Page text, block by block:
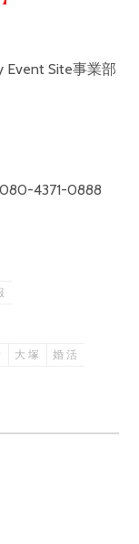
Site事業部
4371-0888
大塚
婚活